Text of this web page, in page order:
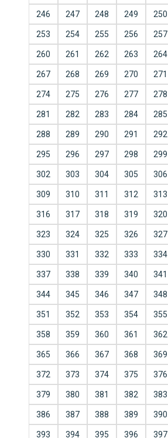
246 247 248 249 250
253 254 255 256 257
260 261 262 263 264
267 268 269 270 271
274 275 276 277 278
281 282 283 284 285
288 289 290 291 292
295 296 297 298 299
302 303 304 305 306
309 310 311 312 313
316 317 318 319 320
323 324 325 326 327
330 331 332 333 334
337 338 339 340 341
344 345 346 347 348
351 352 353 354 355
358 359 360 361 362
365 366 367 368 369
372 373 374 375 376
379 380 381 382 383
386 387 388 389 390
393 394 395 396 397